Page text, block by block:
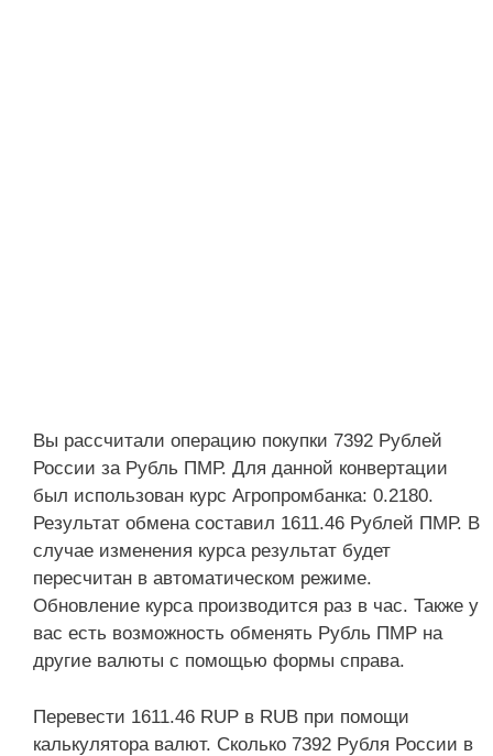
Вы рассчитали операцию покупки 7392 Рублей
России за Рубль ПМР. Для данной конвертации
был использован курс Агропромбанка: 0.2180.
Результат обмена составил 1611.46 Рублей ПМР. В
случае изменения курса результат будет
пересчитан в автоматическом режиме.
Обновление курса производится раз в час. Также у
вас есть возможность обменять Рубль ПМР на
другие валюты с помощью формы справа.
Перевести 1611.46 RUP в RUB при помощи
калькулятора валют. Сколько 7392 Рубля России в